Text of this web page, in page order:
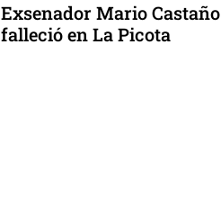
Exsenador Mario Castaño
falleció en La Picota